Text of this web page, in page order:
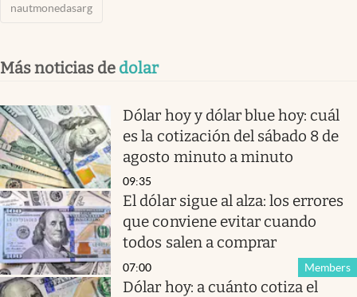
nautmonedasarg
Más noticias de dolar
Dólar hoy y dólar blue hoy: cuál
es la cotización del sábado 8 de
agosto minuto a minuto
09:35
El dólar sigue al alza: los errores
que conviene evitar cuando
todos salen a comprar
Members
07:00
Dólar hoy: a cuánto cotiza el